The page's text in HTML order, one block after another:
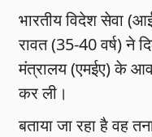
भारतीय विदेश सेवा
रावत (35-40 वर्ष) ने
मंत्रालय (एमईए) के
कर ली।
बताया जा रहा है वह